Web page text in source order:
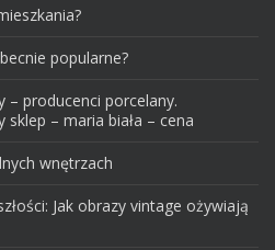
popularne?
– producenci porcelany.
– maria biała – cena
wnętrzach
Jak obrazy vintage ożywiają